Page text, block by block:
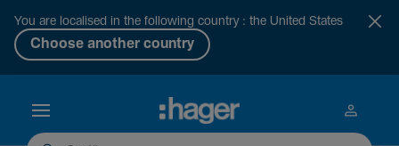
You are localised in the following country : the United States
Choose another country